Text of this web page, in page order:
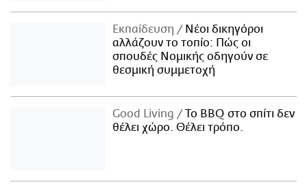
Εκπαίδευση
Νέοι δικηγόροι
αλλάζουν το τοπίο: Πώς οι
σπουδές Νομικής οδηγούν σε
θεσμική συμμετοχή
Good Living
Το BBQ στο σπίτι δεν
θέλει χώρο. Θέλει τρόπο.